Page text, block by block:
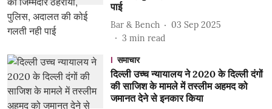
पाई
Bar & Bench
03 Sep 2025
3 min read
समाचार
दिल्ली उच्च न्यायालय ने 2020 के दिल्ली दंगों
की साजिश के मामले में तस्लीम अहमद को
जमानत देने से इनकार किया